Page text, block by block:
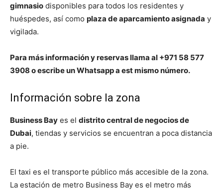
gimnasio disponibles para todos los residentes y
huéspedes, así como plaza de aparcamiento asignada y
vigilada.
Para más información y reservas llama al +971 58 577
3908 o escribe un Whatsapp a est mismo número.
Información sobre la zona
Business Bay es el distrito central de negocios de
Dubai, tiendas y servicios se encuentran a poca distancia
a pie.
El taxi es el transporte público más accesible de la zona.
La estación de metro Business Bay es el metro más